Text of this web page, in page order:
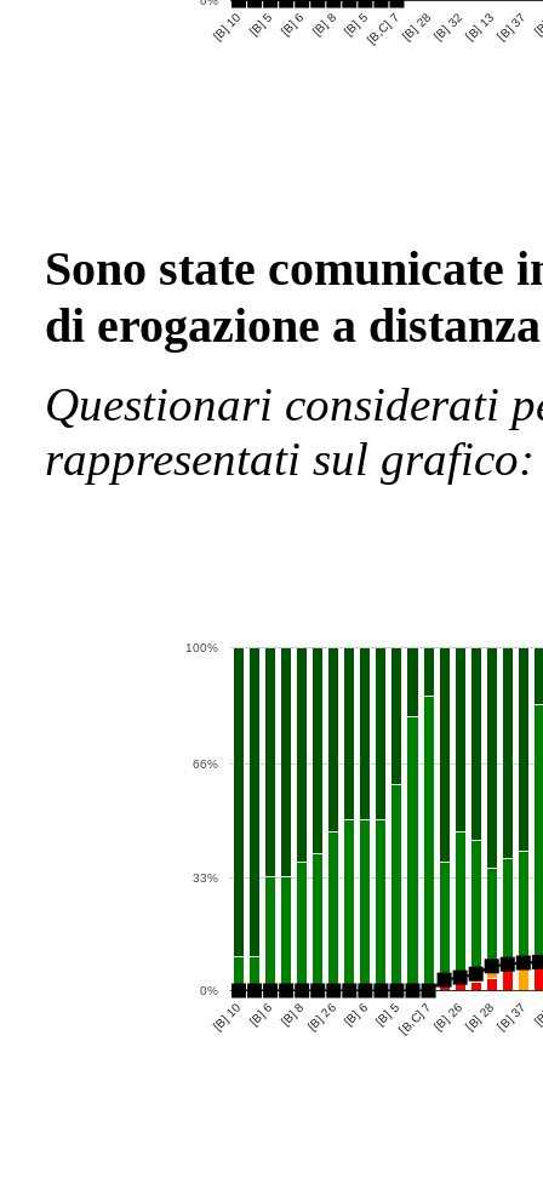
[B] 10 [B] 5 [B] 6 [B] 8 [B] 5[B,C] 7[B] 28[B] 32[B] 13[B] 37
Sono state comunicate
di erogazione a
Questionari considerati
rappresentati sul
[B] 10 [B] 6 [B] 8[B] 26 [B] 6 [B] 5[B,C] 7[B] 26[B] 28[B] 37
0%
33%
66%
100%